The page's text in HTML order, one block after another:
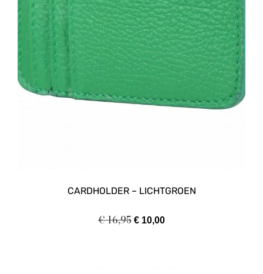
CARDHOLDER – LICHTGROEN
€16,95 € 10,00